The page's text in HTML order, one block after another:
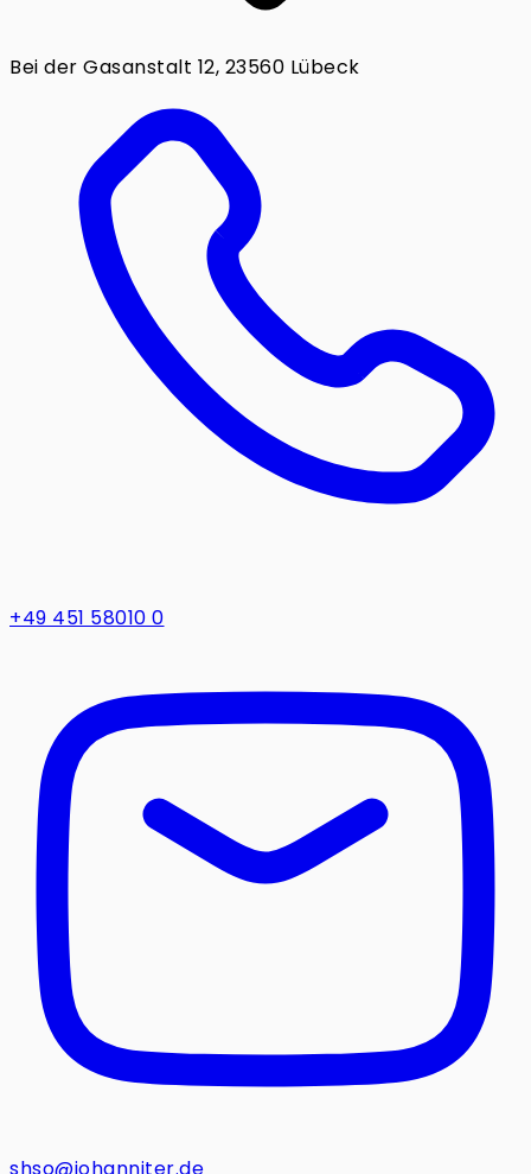
Bei der Gasanstalt 12, 23560 Lübeck
+49 451 58010 0
shso@johanniter.de